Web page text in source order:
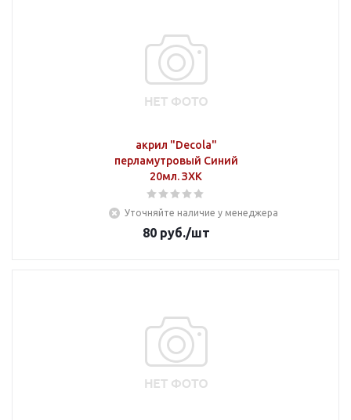
акрил "Decola"
перламутровый Синий
20мл. ЗХК
Уточняйте наличие у менеджера
80руб./шт